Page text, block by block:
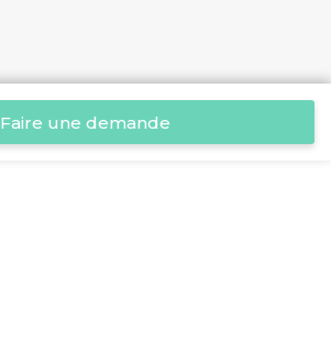
Faire une demande